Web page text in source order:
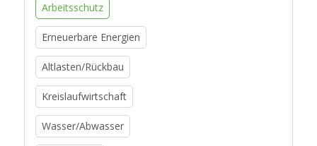
Arbeitsschutz
Erneuerbare Energien
Altlasten/Rückbau
Kreislaufwirtschaft
Wasser/Abwasser